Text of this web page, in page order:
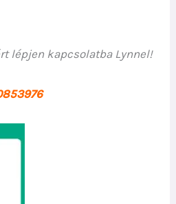
lépjen kapcsolatba Lynnel!